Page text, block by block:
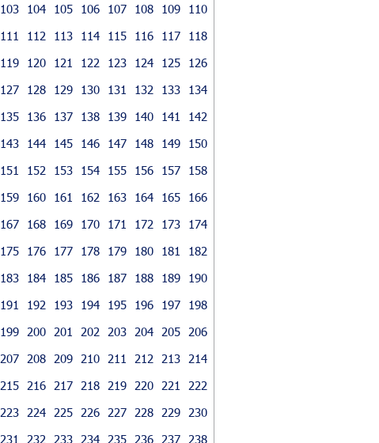
103
104 105 106 107 108 109
110
111
112 113 114 115 116 117
118
119
120 121 122 123 124 125
126
127
128 129 130 131 132 133
134
135
136 137 138 139 140 141
142
143
144 145 146 147 148 149
150
151
152 153 154 155 156 157
158
159
160 161 162 163 164 165
166
167
168 169 170 171 172 173
174
175
176 177 178 179 180 181
182
183
184 185 186 187 188 189
190
191
192 193 194 195 196 197
198
199
200 201 202 203 204 205
206
207
208 209 210 211 212 213
214
215
216 217 218 219 220 221
222
223
224 225 226 227 228 229
230
231
232 233 234 235 236 237
238